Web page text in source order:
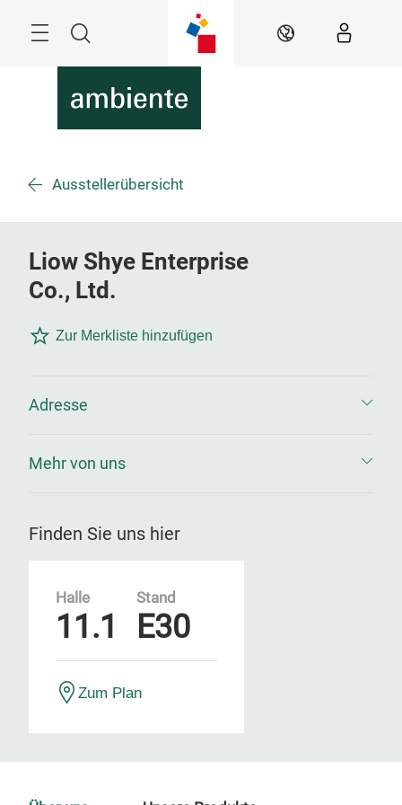
Suche DE
Ausstellerübersicht
Liow Shye Enterprise
Co., Ltd.
Zur Merkliste hinzufügen
Adresse
Mehr von uns
Finden Sie uns hier
Halle
11.1
Stand
E30
Zum Plan